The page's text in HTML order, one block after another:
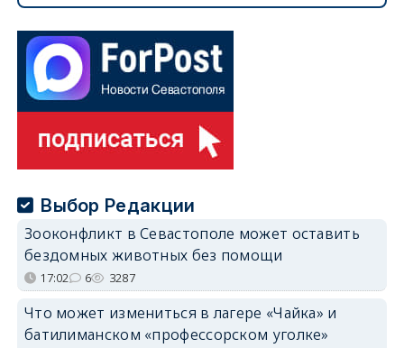
Выбор Редакции
Зооконфликт в Севастополе может оставить
бездомных животных без помощи
17:02 6 3287
Что может измениться в лагере «Чайка» и
батилиманском «профессорском уголке»